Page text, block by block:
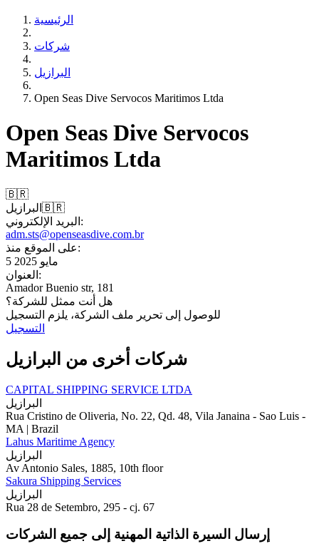
الرئيسية
شركات
البرازيل
Open Seas Dive Servocos Maritimos Ltda
Open Seas Dive Servocos
Maritimos Ltda
🇧🇷
البرازيل 🇧🇷
البريد الإلكتروني:
adm.sts@openseasdive.com.br
على الموقع منذ:
5 مايو 2025
العنوان:
Amador Buenio str, 181
هل أنت ممثل للشركة؟
للوصول إلى تحرير ملف الشركة، يلزم التسجيل
التسجيل
شركات أخرى من البرازيل
CAPITAL SHIPPING SERVICE LTDA
البرازيل
Rua Cristino de Oliveria, No. 22, Qd. 48, Vila Janaina - Sao Luis -
MA | Brazil
Lahus Maritime Agency
البرازيل
Av Antonio Sales, 1885, 10th floor
Sakura Shipping Services
البرازيل
Rua 28 de Setembro, 295 - cj. 67
إرسال السيرة الذاتية المهنية إلى جميع الشركات